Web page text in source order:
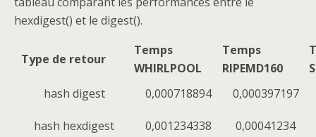
hexdigest() et le digest().
Type de retour
Temps
WHIRLPOOL
Temps
RIPEMD160
hash digest
0,000718894 0,000397197
hash hexdigest 0,001234338 0,00041234